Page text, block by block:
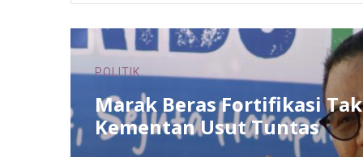
DAERAH